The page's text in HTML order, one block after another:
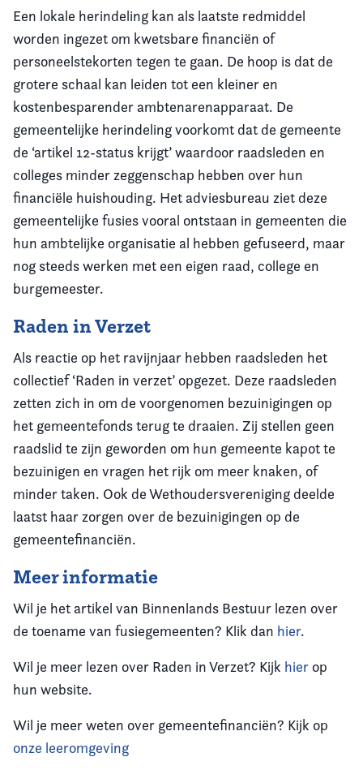
Een lokale herindeling kan als laatste redmiddel
worden ingezet om kwetsbare financiën of
personeelstekorten tegen te gaan. De hoop is dat de
grotere schaal kan leiden tot een kleiner en
kostenbesparender ambtenarenapparaat. De
gemeentelijke herindeling voorkomt dat de gemeente
de ‘artikel 12-status krijgt’ waardoor raadsleden en
colleges minder zeggenschap hebben over hun
financiële huishouding. Het adviesbureau ziet deze
gemeentelijke fusies vooral ontstaan in gemeenten die
hun ambtelijke organisatie al hebben gefuseerd, maar
nog steeds werken met een eigen raad, college en
burgemeester.
Raden in Verzet
Als reactie op het ravijnjaar hebben raadsleden het
collectief ‘Raden in verzet’ opgezet. Deze raadsleden
zetten zich in om de voorgenomen bezuinigingen op
het gemeentefonds terug te draaien. Zij stellen geen
raadslid te zijn geworden om hun gemeente kapot te
bezuinigen en vragen het rijk om meer knaken, of
minder taken. Ook de Wethoudersvereniging deelde
laatst haar zorgen over de bezuinigingen op de
gemeentefinanciën.
Meer informatie
Wil je het artikel van Binnenlands Bestuur lezen over
de toename van fusiegemeenten? Klik dan hier.
Wil je meer lezen over Raden in Verzet? Kijk hier op
hun website.
Wil je meer weten over gemeentefinanciën? Kijk op
onze leeromgeving